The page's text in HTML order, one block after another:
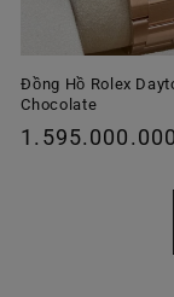
Đồng Hồ Rolex
Chocolate
Giá